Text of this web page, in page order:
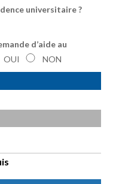
universitaire ?
d’aide au
OUI NON